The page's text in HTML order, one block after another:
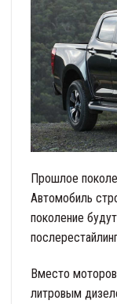
Прошлое
Автомобиль
поколение
Вместо
литровым